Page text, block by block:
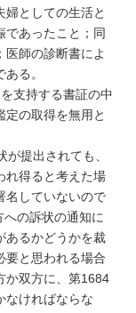
婦としての生活と
であったこと；同
師の診断書によ
る。
支持する書証の中
定の取得を無用と
提出されても、
れ得ると考えた場
名していないので
の訴状の通知に
あるかどうかを裁
要と思われる場合
か双方に、第1684
なければならな